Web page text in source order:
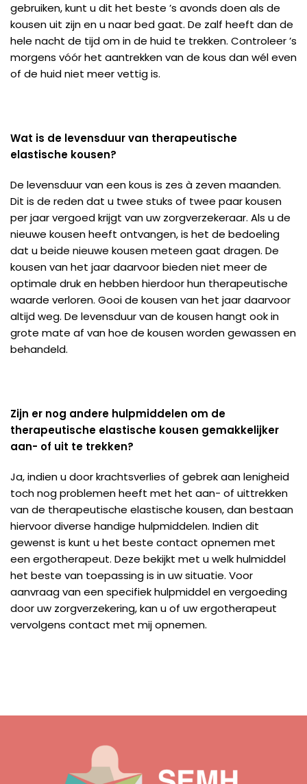
gebruiken, kunt u dit het beste ’s avonds doen als de
kousen uit zijn en u naar bed gaat. De zalf heeft dan de
hele nacht de tijd om in de huid te trekken. Controleer ’s
morgens vóór het aantrekken van de kous dan wél even
of de huid niet meer vettig is.
Wat is de levensduur van therapeutische
elastische kousen?
De levensduur van een kous is zes à zeven maanden.
Dit is de reden dat u twee stuks of twee paar kousen
per jaar vergoed krijgt van uw zorgverzekeraar. Als u de
nieuwe kousen heeft ontvangen, is het de bedoeling
dat u beide nieuwe kousen meteen gaat dragen. De
kousen van het jaar daarvoor bieden niet meer de
optimale druk en hebben hierdoor hun therapeutische
waarde verloren. Gooi de kousen van het jaar daarvoor
altijd weg. De levensduur van de kousen hangt ook in
grote mate af van hoe de kousen worden gewassen en
behandeld.
Zijn er nog andere hulpmiddelen om de
therapeutische elastische kousen gemakkelijker
aan- of uit te trekken?
Ja, indien u door krachtsverlies of gebrek aan lenigheid
toch nog problemen heeft met het aan- of uittrekken
van de therapeutische elastische kousen, dan bestaan
hiervoor diverse handige hulpmiddelen. Indien dit
gewenst is kunt u het beste contact opnemen met
een ergotherapeut. Deze bekijkt met u welk hulmiddel
het beste van toepassing is in uw situatie. Voor
aanvraag van een specifiek hulpmiddel en vergoeding
door uw zorgverzekering, kan u of uw ergotherapeut
vervolgens contact met mij opnemen.